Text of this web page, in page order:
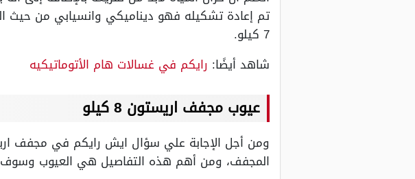
تم إعادة تشكيله فهو ديناميكي وانسيابي من حيث
7 كيلو.
شاهد أيضًا: رايكم في غسالات هام الأتوماتيكيه
عيوب مجفف اريستون 8 كيلو
ومن أجل الإجابة علي سؤال ايش رايكم في مجفف
المجفف، ومن أهم هذه التفاصيل هي العيوب وسوف